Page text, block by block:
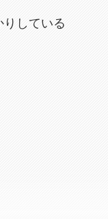
している